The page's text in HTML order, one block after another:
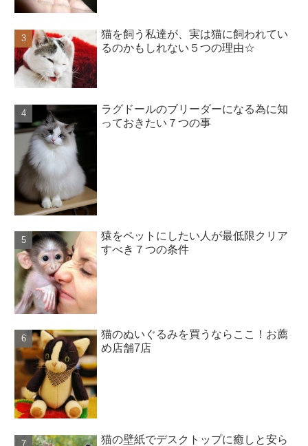
猫を飼う私達が、実は猫に飼われてい
るのかもしれない５つの理由☆
ラグドールのブリーダーになる為に知
っておきたい７つの事
猿をペットにしたい人が最低限クリア
すべき７つの条件
猫のぬいぐるみを買うならここ！お薦
め店舗7店
猫の壁紙でデスクトップに癒しと安ら